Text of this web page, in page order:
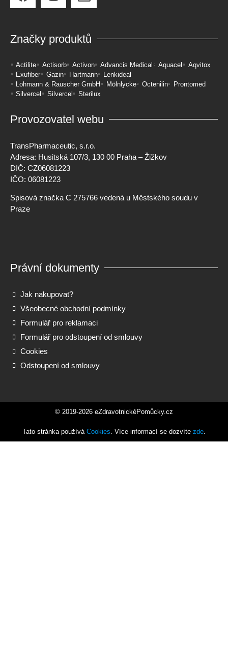
Značky produktů
Actilite Actisorb Activon Advancis Medical Aquacel
Aqvitox
Exufiber
Gazin Hartmann
Lenkideal
Lohmann & Rauscher GmbH
Mölnlycke Octenilin
Prontomed
Silvercel
Silvercel Sterilux
Provozovatel webu
TransPharmaceutic, s.r.o.
Adresa: Husitská 107/3, 130 00 Praha – Žižkov
DIČ: CZ06081223
IČO: 06081223
Spisová značka C 275766 vedená u Městského soudu v
Praze
Právní dokumenty
Jak nakupovat?
Všeobecné obchodní podmínky
Formulář pro reklamaci
Formulář pro odstoupení od smlouvy
Cookies
Odstoupení od smlouvy
© 2019-2026 eZdravotnickéPomůcky.cz
Tato stránka používá Cookies . Více informací se dozvíte zde